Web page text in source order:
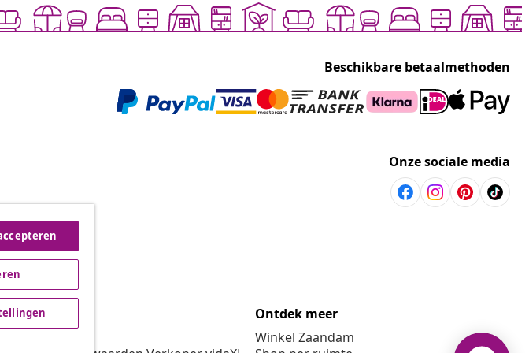
Beschikbare betaalmethoden
Onze sociale media
vidaXL
Ontdek meer
Winkel Zaandam